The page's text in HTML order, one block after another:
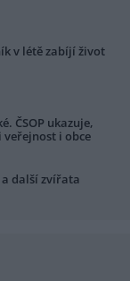
v létě zabíjí život
ČSOP ukazuje,
veřejnost i obce
další zvířata